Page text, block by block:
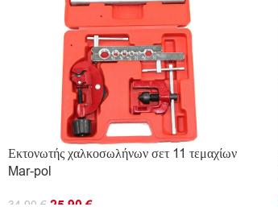
Εκτονωτής χαλκοσωλήνων σετ 11 τεμαχίων
Mar-pol
34.90 € 25.90€